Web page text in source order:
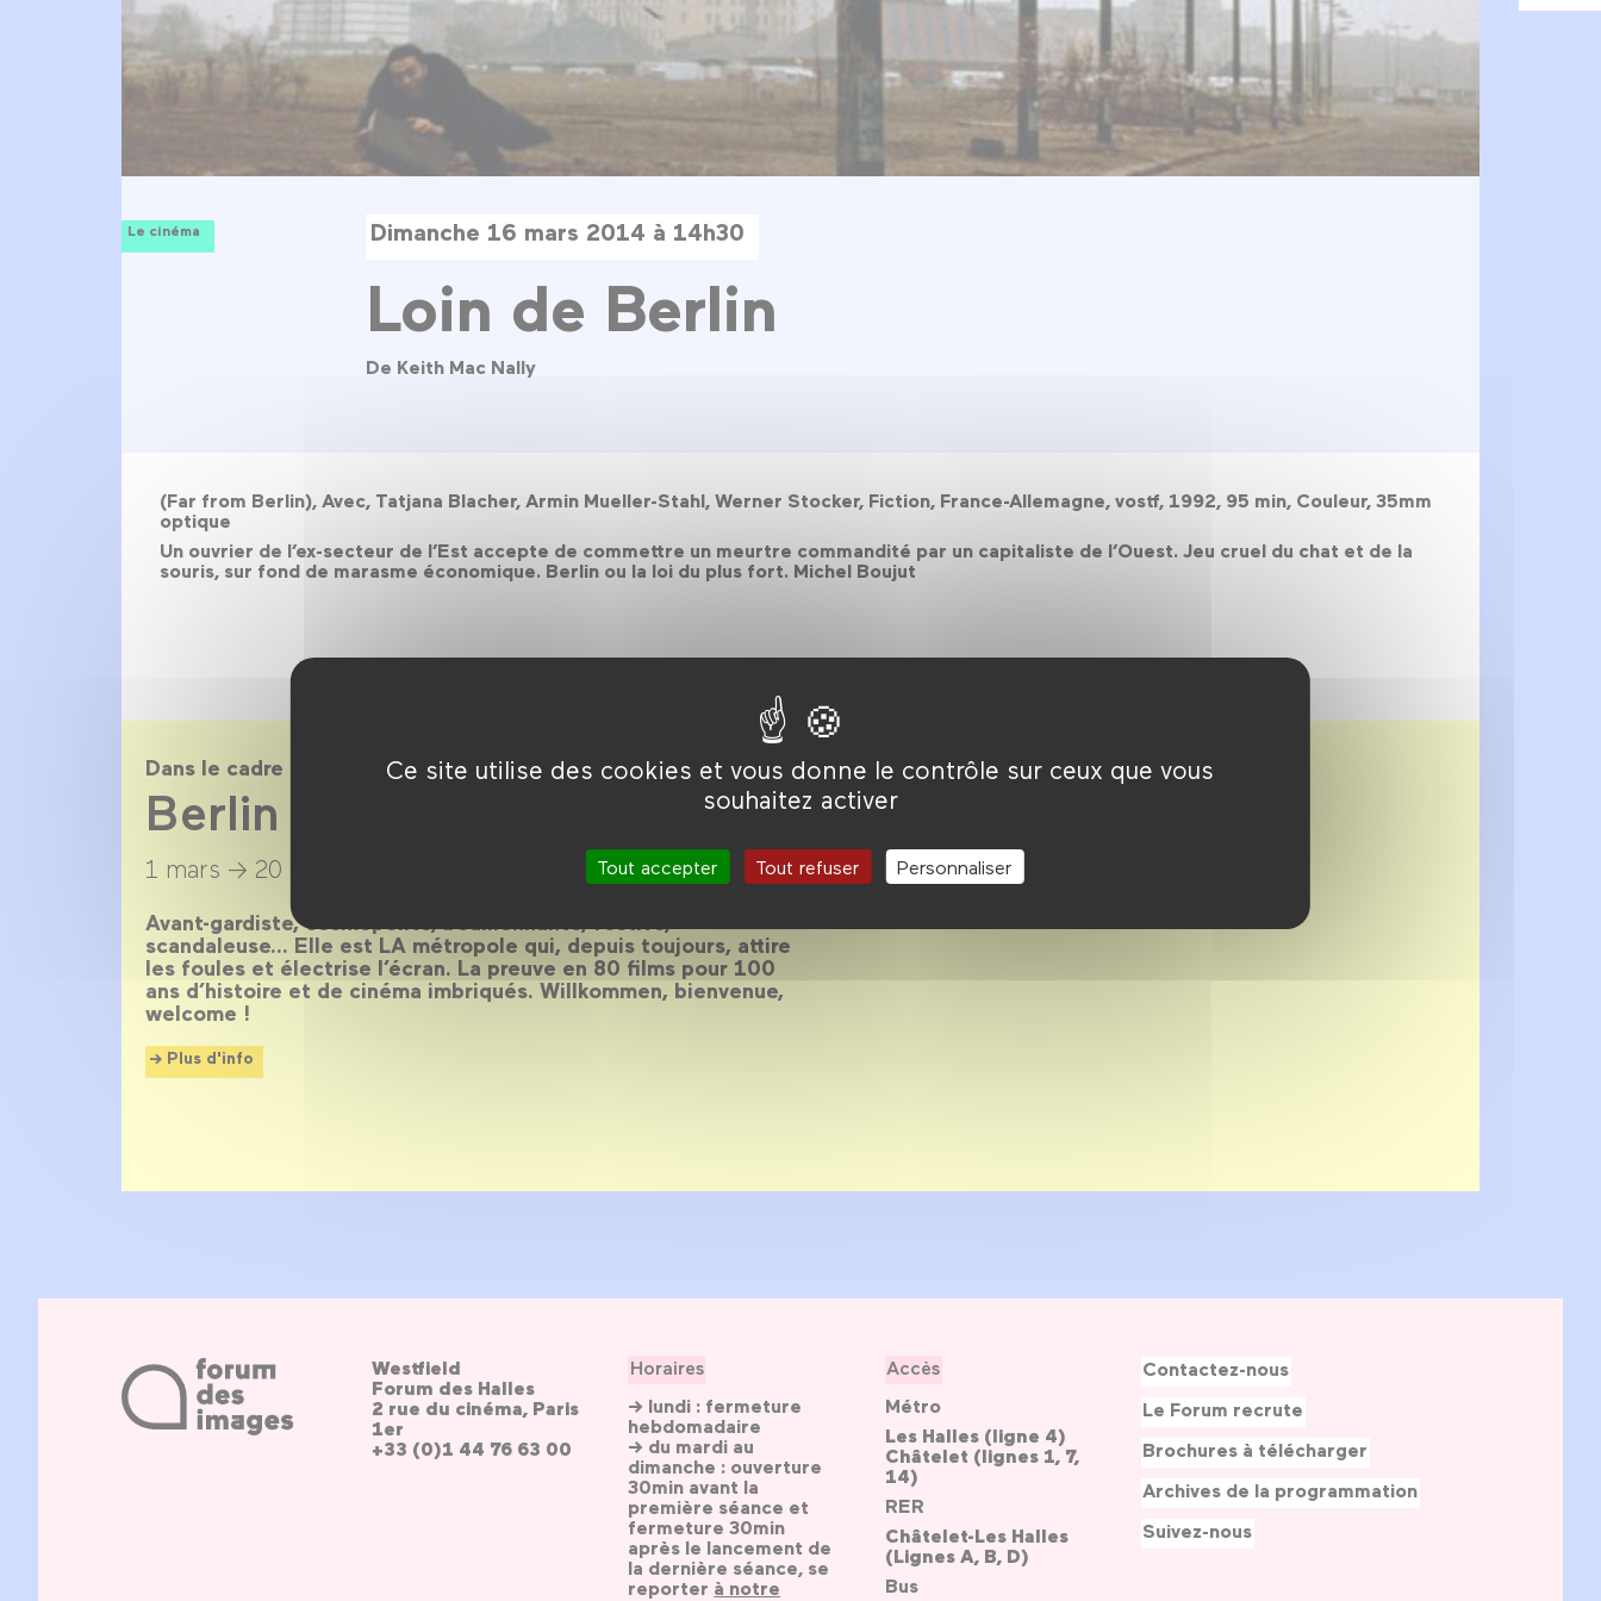
Ce site utilise des cookies et vous donne le contrôle sur ceux que vous
souhaitez activer
Tout accepter Tout refuser Personnaliser
Le cinéma Dimanche 16 mars 2014 à 14h30
Loin de Berlin
De Keith Mac Nally
(Far from Berlin), Avec, Tatjana Blacher, Armin Mueller-Stahl, Werner Stocker, Fiction, France-Allemagne, vostf, 1992, 95 min, Couleur, 35mm
optique
Un ouvrier de l’ex-secteur de l’Est accepte de commettre un meurtre commandité par un capitaliste de l’Ouest. Jeu cruel du chat et de la
souris, sur fond de marasme économique. Berlin ou la loi du plus fort. Michel Boujut
Dans le cadre de
Berlin magnétique
1 mars → 20 avril 2014
Avant-gardiste, cosmopolite, bouillonnante, festive,
scandaleuse… Elle est LA métropole qui, depuis toujours, attire
les foules et électrise l’écran. La preuve en 80 films pour 100
ans d’histoire et de cinéma imbriqués. Willkommen, bienvenue,
welcome !
Plus d'info
Westfield
Forum des Halles
2 rue du cinéma, Paris
1er
+33 (0)1 44 76 63 00
Horaires
→ lundi : fermeture
hebdomadaire
→ du mardi au
dimanche : ouverture
30min avant la
première séance et
fermeture 30min
après le lancement de
la dernière séance, se
reporter à notre
Accès
Métro
Les Halles (ligne 4)
Châtelet (lignes 1, 7,
14)
RER
Châtelet-Les Halles
(Lignes A, B, D)
Bus
Contactez-nous
Le Forum recrute
Brochures à télécharger
Archives de la programmation
Suivez-nous